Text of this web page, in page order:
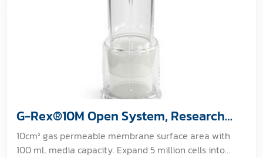
G-Rex®10M Open System, Research
Use Only
10cm² gas permeable membrane surface area with
100 mL media capacity. Expand 5 million cells into